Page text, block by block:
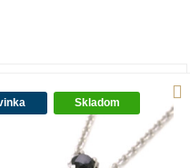
Skladom